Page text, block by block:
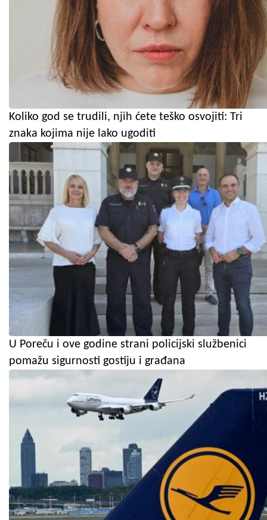
Koliko god se trudili, njih ćete teško osvojiti: Tri
znaka kojima nije lako ugoditi
U Poreču i ove godine strani policijski službenici
pomažu sigurnosti gostiju i građana